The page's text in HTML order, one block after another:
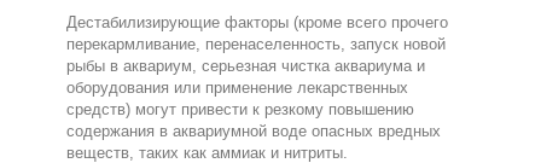
Дестабилизирующие факторы (кроме всего прочего
перекармливание, перенаселенность, запуск новой
рыбы в аквариум, серьезная чистка аквариума и
оборудования или применение лекарственных
средств) могут привести к резкому повышению
содержания в аквариумной воде опасных вредных
веществ, таких как аммиак и нитриты.